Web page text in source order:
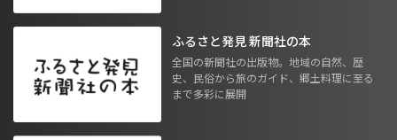
ふるさと発見 新聞社の本
全国の新聞社の出版物。地域の自然、歴
史、民俗から旅のガイド、郷土料理に至る
まで多彩に展開